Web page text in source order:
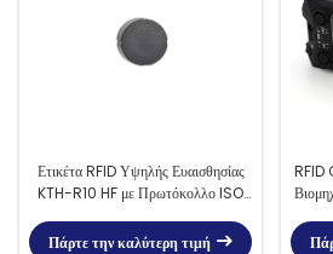
Ετικέτα RFID Υψηλής Ευαισθησίας
KTH-R10 HF με Πρωτόκολλο ISO
Βιομηχανικές Εφαρμογές
Πάρτε την καλύτερη τιμή